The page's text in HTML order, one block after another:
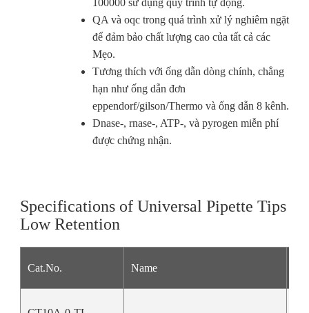
100000 sử dụng quy trình tự động.
QA và oqc trong quá trình xử lý nghiêm ngặt
để đảm bảo chất lượng cao của tất cả các
Mẹo.
Tương thích với ống dẫn dòng chính, chẳng
hạn như ống dẫn đơn
eppendorf/gilson/Thermo và ống dẫn 8 kênh.
Dnase-, rnase-, ATP-, và pyrogen miễn phí
được chứng nhận.
Specifications of Universal Pipette Tips
Low Retention
Cat.No. Name